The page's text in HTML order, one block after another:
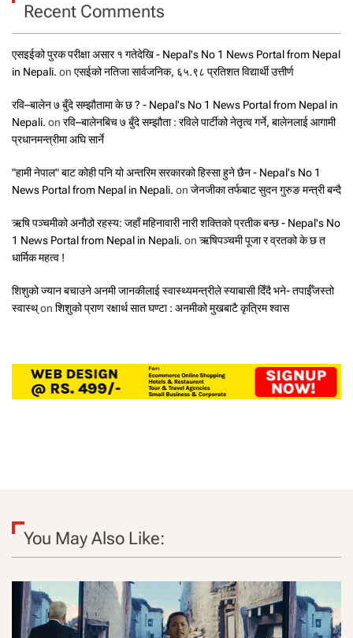
Recent Comments
एसइईको पुरक परीक्षा असार १ गतेदेखि - Nepal's No 1 News Portal from Nepal
in Nepali. on एसईको नतिजा सार्वजनिक, ६५.९८ प्रतिशत विद्यार्थी उत्तीर्ण
रवि–बालेन ७ बुँदे सम्झौतामा के छ ? - Nepal's No 1 News Portal from Nepal in
Nepali. on रवि–बालेनबिच ७ बुँदे सम्झौता : रविले पार्टीको नेतृत्व गर्ने, बालेनलाई आगामी
प्रधानमन्त्रीमा अघि सार्ने
"हामी नेपाल" बाट कोही पनि यो अन्तरिम सरकारको हिस्सा हुने छैन - Nepal's No 1
News Portal from Nepal in Nepali. on जेनजीका तर्फबाट सुदन गुरुङ मन्त्री बन्दै
ऋषि पञ्चमीको अनौठो रहस्य: जहाँ महिनावारी नारी शक्तिको प्रतीक बन्छ - Nepal's No
1 News Portal from Nepal in Nepali. on ऋषिपञ्चमी पूजा र व्रतको के छ त
धार्मिक महत्व !
शिशुको ज्यान बचाउने अनमी जानकीलाई स्वास्थ्यमन्त्रीले स्याबासी दिँदै भने- तपाईँजस्तो
स्वास्थ्on शिशुको प्राण रक्षार्थ सात घण्टा : अनमीको मुखबाटै कृत्रिम श्वास
You May Also Like: